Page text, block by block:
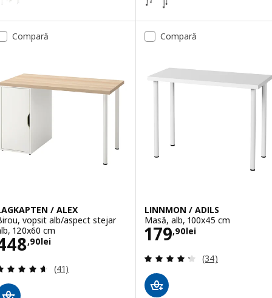
Opțiune: LINNMON / KRILLE,
Opțiune: LINNMON / KRILLE,
Opțiune: LINNMON / KRILLE,
Compară
/ ALEX
vopsit alb/aspect stejar
120x60 cm
,90lei
448,90lei
Evaluare: 4.6 din 5 stele. Total recenzii:
(41)
Compară
LINNMON / ADILS
Masă, alb, 100x45 cm
179,90lei
Preţ 179,90lei
Evaluare: 4.3
(34)